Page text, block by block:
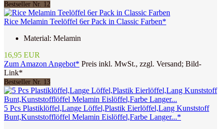
Bestseller Nr. 12
Rice Melamin Teelöffel 6er Pack in Classic Farben*
Material: Melamin
16,95 EUR
Zum Amazon Angebot* Preis inkl. MwSt., zzgl. Versand; Bild-
Link*
Bestseller Nr. 13
5 Pcs Plastiklöffel,Lange Löffel,Plastik Eierlöffel,Lang Kunststoff
Bunt,Kunststofflöffel Melamin Eislöffel,Farbe Langer...*